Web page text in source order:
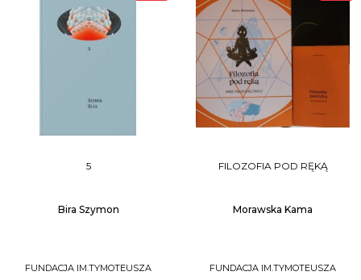
5
Bira Szymon
FUNDACJA IM.TYMOTEUSZA
FILOZOFIA POD RĘKĄ
Morawska Kama
FUNDACJA IM.TYMOTEUSZA